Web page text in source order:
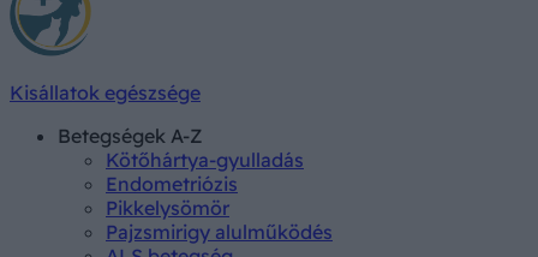
Kisállatok egészsége
Betegségek A-Z
Kötőhártya-gyulladás
Endometriózis
Pikkelysömör
Pajzsmirigy alulműködés